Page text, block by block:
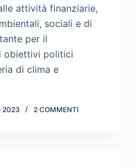
attività finanziarie,
sociali e di
per il
obiettivi politici
di clima e
2023 2 COMMENTI